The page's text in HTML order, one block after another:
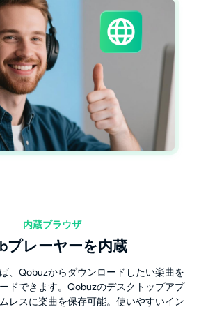
内蔵ブラウザ
プレーヤーを内蔵
、Qobuzからダウンロードしたい楽曲を
ドできます。Qobuzのデスクトップアプ
レスに楽曲を保存可能。使いやすいイン